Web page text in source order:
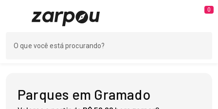
0
Parques em Gramado